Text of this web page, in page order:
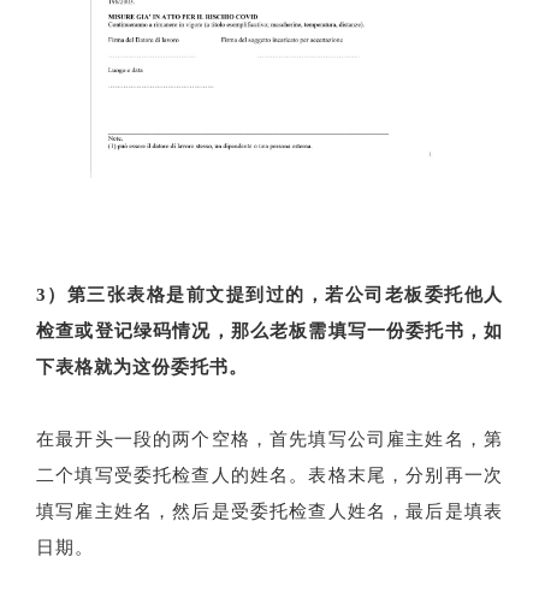
3）第三张表格是前文提到过的，若公司老板委托他人
检查或登记绿码情况，那么老板需填写一份委托书，如
下表格就为这份委托书。
在最开头一段的两个空格，首先填写公司雇主姓名，第
二个填写受委托检查人的姓名。表格末尾，分别再一次
填写雇主姓名，然后是受委托检查人姓名，最后是填表
日期。